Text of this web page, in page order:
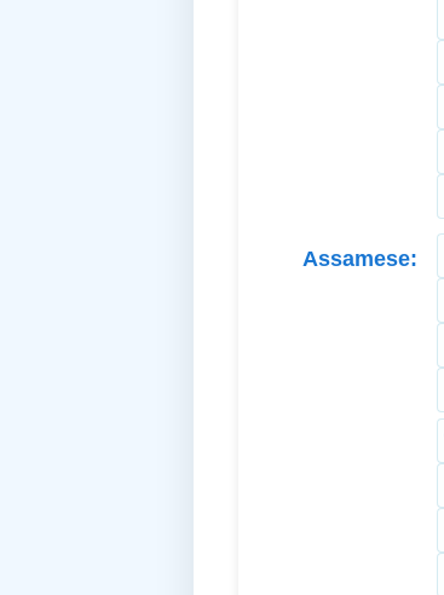
Assamese: